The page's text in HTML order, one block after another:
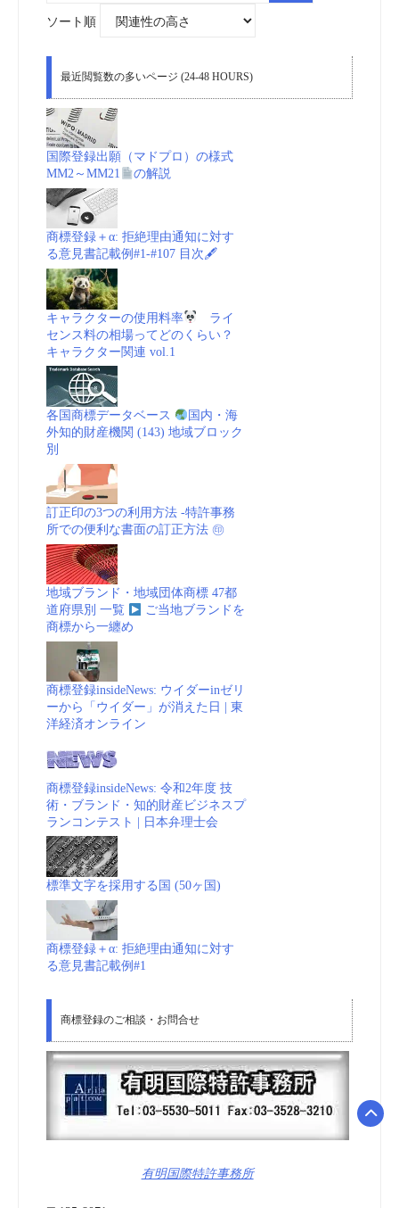
ソート順
最近閲覧数の多いページ (24-48 HOURS)
国際登録出願（マドプロ）の様式
MM2～MM21
の解説
商標登録＋α: 拒絶理由通知に対す
る意見書記載例#1-#107 目次🖋
キャラクターの使用料率
ライ
センス料の相場ってどのくらい？
キャラクター関連 vol.1
各国商標データベース
国内・海
外知的財産機関 (143) 地域ブロック
別
訂正印の3つの利用方法 -特許事務
所での便利な書面の訂正方法 ㊞
地域ブランド・地域団体商標 47都
道府県別 一覧
ご当地ブランドを
商標から一纏め
商標登録insideNews: ウイダーinゼリ
ーから「ウイダー」が消えた日 | 東
洋経済オンライン
商標登録insideNews: 令和2年度 技
術・ブランド・知的財産ビジネスプ
ランコンテスト | 日本弁理士会
標準文字を採用する国 (50ヶ国)
商標登録＋α: 拒絶理由通知に対す
る意見書記載例#1
商標登録のご相談・お問合せ
有明国際特許事務所